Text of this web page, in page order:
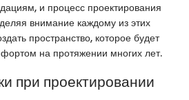
и процесс проектирования
внимание каждому из этих
пространство, которое будет
на протяжении многих лет.
при проектировании